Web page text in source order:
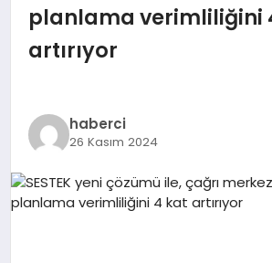
EĞITIM
EKONOMI
SAĞLIK
planlama verimliliğini
artırıyor
haberci
26 Kasım 2024